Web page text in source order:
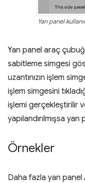
Yan panel
Yan panel araç
sabitleme simgesi
uzantınızın işlem
işlem simgesini
işlemi gerçekleştirilir
yapılandırılmışsa yan
Örnekler
Daha fazla yan panel